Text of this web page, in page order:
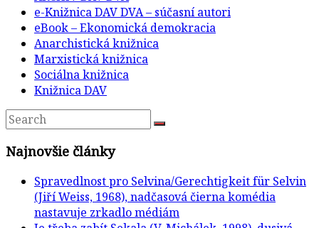
e-Knižnica DAV DVA – súčasní autori
eBook – Ekonomická demokracia
Anarchistická knižnica
Marxistická knižnica
Sociálna knižnica
Knižnica DAV
Najnovšie články
Spravedlnost pro Selvina/Gerechtigkeit für Selvin
(Jiří Weiss, 1968), nadčasová čierna komédia
nastavuje zrkadlo médiám